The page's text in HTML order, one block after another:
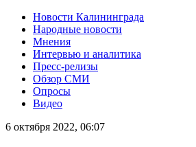
Новости Калининграда
Народные новости
Мнения
Интервью и аналитика
Пресс-релизы
Обзор СМИ
Опросы
Видео
6 октября 2022, 06:07